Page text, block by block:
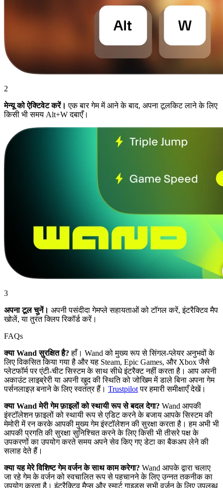
2
मेन्यू को ऐक्टिवेट करें। एक बार गेम में आने के बाद, अपना टूलकिट लाने के लिए
किसी भी समय Alt+W दबाएँ।
3
अपना टूल चुनें। अपनी पसंदीदा गेमप्ले सहायताओं को टॉगल करें, इंटरैक्टिव मैप
खोलें, या तुरंत क्लिप रिकॉर्ड करें।
FAQs
क्या Wand सुरक्षित है? हाँ। Wand को मुख्य रूप से सिंगल-प्लेयर अनुभवों के
लिए विकसित किया गया है और यह Steam, Epic Games, और Xbox जैसे
प्लेटफॉर्म पर एंटी-चीट सिस्टम के साथ सीधे इंटरैक्ट नहीं करता है। आप अपनी
अकाउंट लाइब्रेरी या अपनी खुद की स्थिति को जोखिम में डाले बिना अपना गेम
पर्सनलाइज़ बनाने के लिए स्वतंत्र हैं। Trustpilotपर हमारी समीक्षाएँ देखें।
क्या Wand मेरी गेम फ़ाइलों को स्थायी रूप से बदल देगा? Wand आपकी
इंस्टॉलेशन फ़ाइलों को स्थायी रूप से एडिट करने के बजाय आपके सिस्टम की
मेमोरी में रन करके आपकी मुख्य गेम इंस्टॉलेशन की सुरक्षा करता है। हम अभी भी
आपकी प्रगति की सुरक्षा सुनिश्चित करने के लिए किसी भी तीसरे पक्ष के
उपकरणों का उपयोग करते समय अपने सेव किए गए डेटा का बैकअप लेने की
सलाह देते हैं।
क्या यह मेरे विशिष्ट गेम वर्जन के साथ काम करेगा? Wand आपके द्वारा चलाए
जा रहे गेम के वर्जन को स्वचालित रूप से पहचानने के लिए उन्नत तकनीक का
उपयोग करता है। इंटरैक्टिव मैप्स और स्मार्ट गाइड्स सभी वर्जन के लिए उपलब्ध